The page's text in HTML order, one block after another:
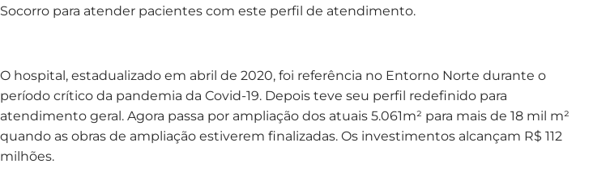
Socorro para atender pacientes com este perfil de atendimento.
O hospital, estadualizado em abril de 2020, foi referência no Entorno Norte durante o
período crítico da pandemia da Covid-19. Depois teve seu perfil redefinido para
atendimento geral. Agora passa por ampliação dos atuais 5.061m² para mais de 18 mil m²
quando as obras de ampliação estiverem finalizadas. Os investimentos alcançam R$ 112
milhões.